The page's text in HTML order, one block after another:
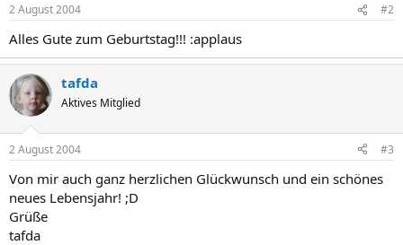
2 August 2004 #2
Alles Gute zum Geburtstag!!! :applaus
tafda
Aktives Mitglied
2 August 2004 #3
Von mir auch ganz herzlichen Glückwunsch und ein schönes
neues Lebensjahr! ;D
Grüße
tafda